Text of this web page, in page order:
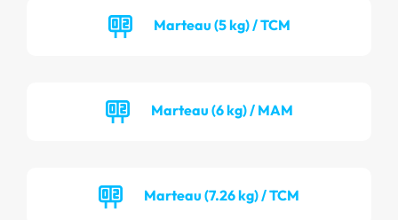
Marteau (5 kg) / TCM
Marteau (6 kg) / MAM
Marteau (7.26 kg) / TCM